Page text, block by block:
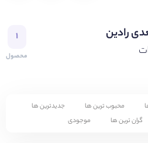
رادین ۱
محصول
محبوب ترین ها
جدیدترین ها
گران ترین ها موجودی